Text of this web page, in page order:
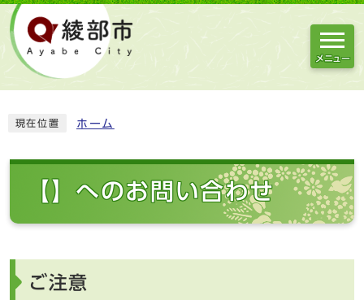
メニュー
現在位置 ホーム
【】へのお問い合わせ
ご注意